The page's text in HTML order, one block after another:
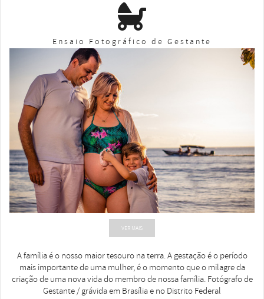
Ensaio Fotográfico de Gestante
VER MAIS
A família é o nosso maior tesouro na terra. A gestação é o período
mais importante de uma mulher, é o momento que o milagre da
criação de uma nova vida do membro de nossa família. Fotógrafo de
Gestante / grávida em Brasília e no Distrito Federal